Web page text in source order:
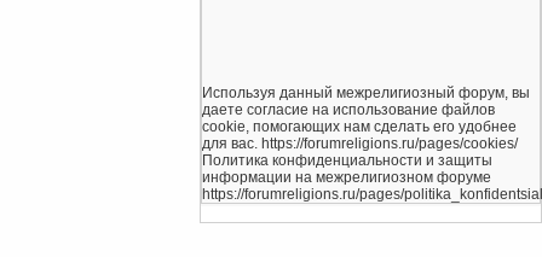
Используя данный межрелигиозный форум, вы
даете согласие на использование файлов
cookie, помогающих нам сделать его удобнее
для вас. https://forumreligions.ru/pages/cookies/
Политика конфиденциальности и защиты
информации на межрелигиозном форуме
https://forumreligions.ru/pages/